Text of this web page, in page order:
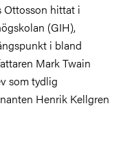
Ottosson hittat i
(GIH),
i bland
Mark Twain
som tydlig
Henrik Kellgren